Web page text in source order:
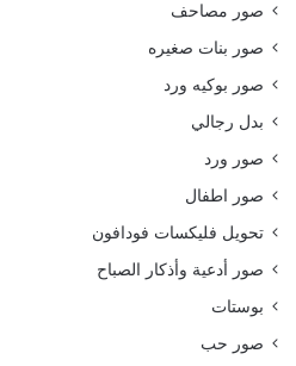
صور مصاحف
صور بنات صغيره
صور بوكيه ورد
بدل رجالي
صور ورد
صور اطفال
تحويل فليكسات فودافون
صور أدعية وأذكار الصباح
بوستات
صور حب